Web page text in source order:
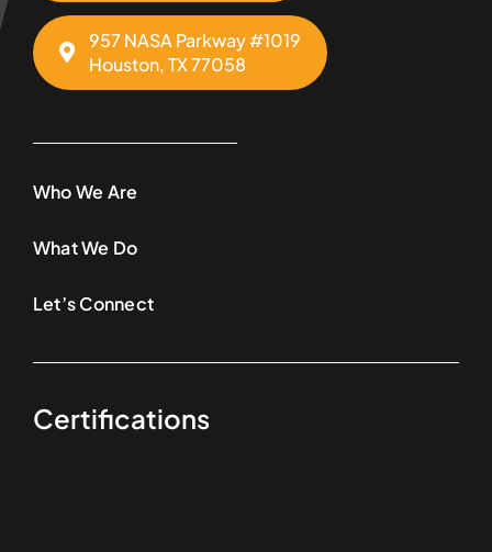
957 NASA Parkway #1019
Houston, TX 77058
Who We Are
What We Do
Let’s Connect
Certifications